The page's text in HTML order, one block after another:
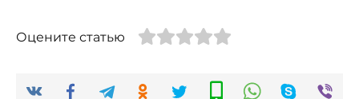
Оцените статью